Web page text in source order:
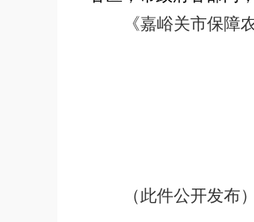
《嘉峪关市保障
（此件公开发布）